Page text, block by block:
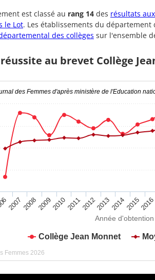
est classé au rang 14 des résultats
le Lot. Les établissements du département
des collèges sur l'ensemble
au brevet Collège
Année
des Femmes d'après ministère de l'Education
Collège Jean Monnet
2007200820092010201120122013201420152016
Femmes 2026